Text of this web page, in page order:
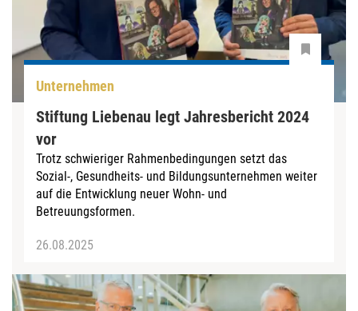
Unternehmen
Stiftung Liebenau legt Jahresbericht 2024
vor
Trotz schwieriger Rahmenbedingungen setzt das
Sozial-, Gesundheits- und Bildungsunternehmen weiter
auf die Entwicklung neuer Wohn- und
Betreuungsformen.
26.08.2025